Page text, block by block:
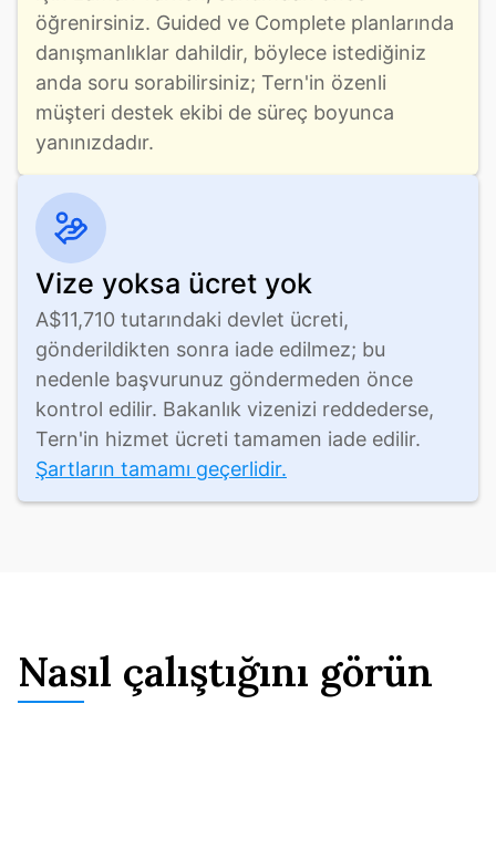
öğrenirsiniz. Guided ve Complete planlarında
danışmanlıklar dahildir, böylece istediğiniz
anda soru sorabilirsiniz; Tern'in özenli
müşteri destek ekibi de süreç boyunca
yanınızdadır.
Vize yoksa ücret yok
A$11,710 tutarındaki devlet ücreti,
gönderildikten sonra iade edilmez; bu
nedenle başvurunuz göndermeden önce
kontrol edilir. Bakanlık vizenizi reddederse,
Şartların tamamı geçerlidir.
Nasıl çalıştığını görün